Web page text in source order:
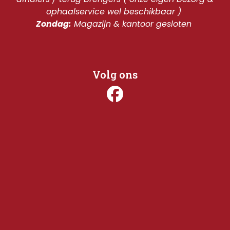
ophaalservice wel beschikbaar )
Zondag: Magazijn & kantoor gesloten
Volg ons